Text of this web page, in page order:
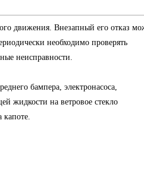
движения. Внезапный его отказ
необходимо проверять
неисправности.
бампера, электронасоса,
жидкости на ветровое стекло
капоте.